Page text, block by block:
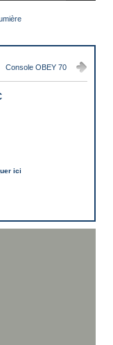
Console OBEY 70
ici